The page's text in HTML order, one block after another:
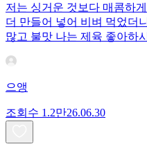
저는 싱거운 것보다 매콤하
더 만들어 넣어 비벼 먹었더
많고 불맛 나는 제육 좋아하
으앵
조회수 1.2만26.06.30